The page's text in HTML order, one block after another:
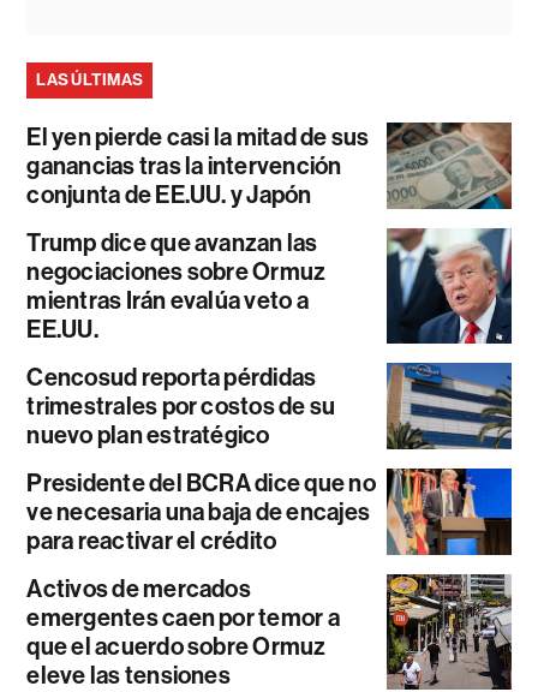
LAS ÚLTIMAS
El yen pierde casi la mitad de sus
ganancias tras la intervención
conjunta de EE.UU. y Japón
Trump dice que avanzan las
negociaciones sobre Ormuz
mientras Irán evalúa veto a
EE.UU.
Cencosud reporta pérdidas
trimestrales por costos de su
nuevo plan estratégico
Presidente del BCRA dice que no
ve necesaria una baja de encajes
para reactivar el crédito
Activos de mercados
emergentes caen por temor a
que el acuerdo sobre Ormuz
eleve las tensiones